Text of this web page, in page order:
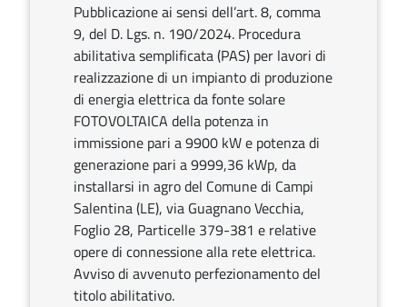
Pubblicazione ai sensi dell’art. 8, comma
9, del D. Lgs. n. 190/2024. Procedura
abilitativa semplificata (PAS) per lavori di
realizzazione di un impianto di produzione
di energia elettrica da fonte solare
FOTOVOLTAICA della potenza in
immissione pari a 9900 kW e potenza di
generazione pari a 9999,36 kWp, da
installarsi in agro del Comune di Campi
Salentina (LE), via Guagnano Vecchia,
Foglio 28, Particelle 379-381 e relative
opere di connessione alla rete elettrica.
Avviso di avvenuto perfezionamento del
titolo abilitativo.